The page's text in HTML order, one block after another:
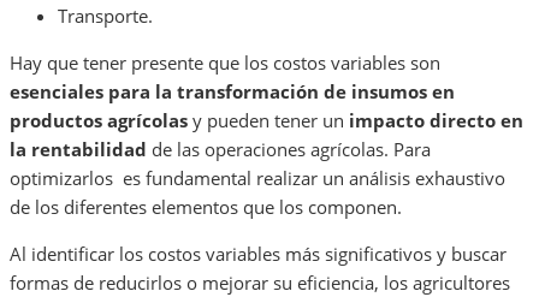
Transporte.
Hay que tener presente que los costos variables son
esenciales para la transformación de insumos en
productos agrícolas y pueden tener un impacto directo en
la rentabilidad de las operaciones agrícolas. Para
optimizarlos es fundamental realizar un análisis exhaustivo
de los diferentes elementos que los componen.
Al identificar los costos variables más significativos y buscar
formas de reducirlos o mejorar su eficiencia, los agricultores